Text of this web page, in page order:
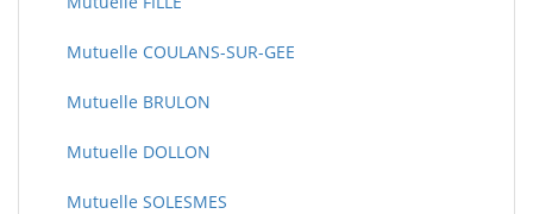
Mutuelle COULANS-SUR-GEE
Mutuelle BRULON
Mutuelle DOLLON
Mutuelle SOLESMES